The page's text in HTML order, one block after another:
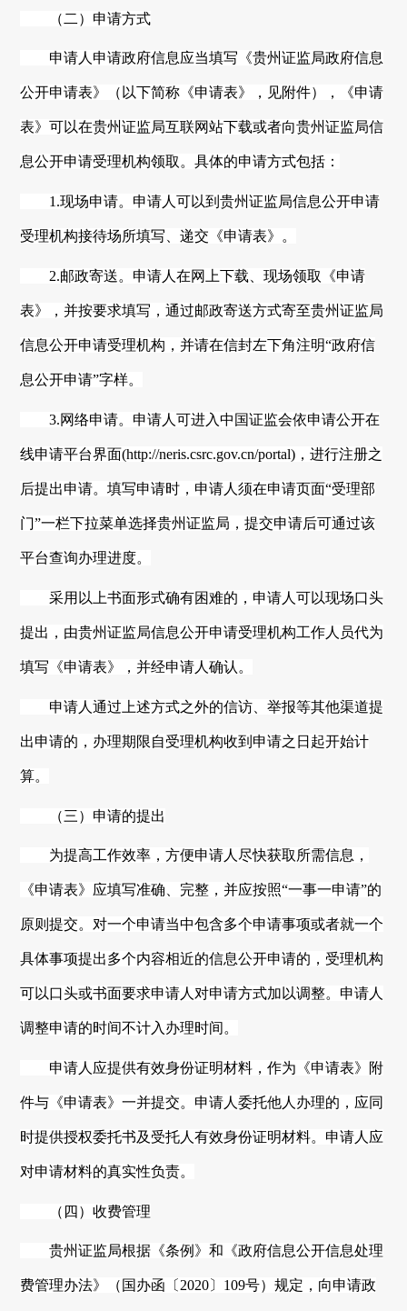
（二）申请方式
申请人申请政府信息应当填写《贵州证监局政府信息
公开申请表》（以下简称《申请表》，见附件），《申请
表》可以在贵州证监局互联网站下载或者向贵州证监局信
息公开申请受理机构领取。具体的申请方式包括：
1.现场申请。申请人可以到贵州证监局信息公开申请
受理机构接待场所填写、递交《申请表》。
2.邮政寄送。申请人在网上下载、现场领取《申请
表》，并按要求填写，通过邮政寄送方式寄至贵州证监局
信息公开申请受理机构，并请在信封左下角注明“政府信
息公开申请”字样。
3.网络申请。申请人可进入中国证监会依申请公开在
线申请平台界面(http://neris.csrc.gov.cn/portal)，进行注册之
后提出申请。填写申请时，申请人须在申请页面“受理部
门”一栏下拉菜单选择贵州证监局，提交申请后可通过该
平台查询办理进度。
采用以上书面形式确有困难的，申请人可以现场口头
提出，由贵州证监局信息公开申请受理机构工作人员代为
填写《申请表》，并经申请人确认。
申请人通过上述方式之外的信访、举报等其他渠道提
出申请的，办理期限自受理机构收到申请之日起开始计
算。
（三）申请的提出
为提高工作效率，方便申请人尽快获取所需信息，
《申请表》应填写准确、完整，并应按照“一事一申请”的
原则提交。对一个申请当中包含多个申请事项或者就一个
具体事项提出多个内容相近的信息公开申请的，受理机构
可以口头或书面要求申请人对申请方式加以调整。申请人
调整申请的时间不计入办理时间。
申请人应提供有效身份证明材料，作为《申请表》附
件与《申请表》一并提交。申请人委托他人办理的，应同
时提供授权委托书及受托人有效身份证明材料。申请人应
对申请材料的真实性负责。
（四）收费管理
贵州证监局根据《条例》和《政府信息公开信息处理
费管理办法》（国办函〔 2020〕109号）规定，向申请政